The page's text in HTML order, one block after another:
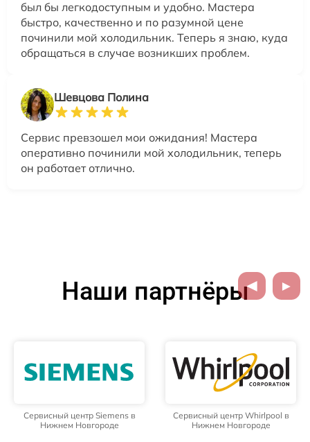
был бы легкодоступным и удобно. Мастера
быстро, качественно и по разумной цене
починили мой холодильник. Теперь я знаю, куда
обращаться в случае возникших проблем.
Шевцова Полина
Сервис превзошел мои ожидания! Мастера
оперативно починили мой холодильник, теперь
он работает отлично.
Наши партнёры
Сервисный центр Siemens в
Нижнем Новгороде
Сервисный центр Whirlpool в
Нижнем Новгороде